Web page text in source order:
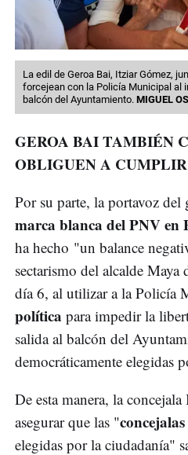
La edil de Geroa Bai, Itziar Gómez,
forcejean con la Policía Municipal al
balcón del Ayuntamiento. MIGUEL
GEROA BAI TAMBIÉN
OBLIGUEN A
Por su parte, la portavoz
marca blanca del PNV en
ha hecho "un balance
sectarismo del alcalde
día 6, al utilizar a la Policía
política para impedir la
salida al balcón del
democráticamente elegidas
De esta manera, la
asegurar que las "concejalas
elegidas por la ciudadanía"